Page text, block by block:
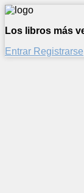
Los libros más
Entrar Registrarse